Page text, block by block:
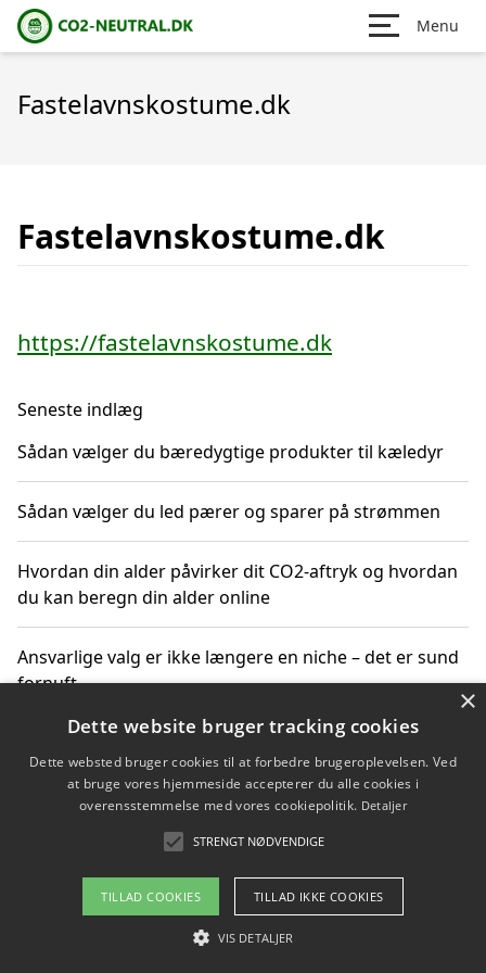
Menu
Fastelavnskostume.dk
Fastelavnskostume.dk
https://fastelavnskostume.dk
Seneste indlæg
Sådan vælger du bæredygtige produkter til kæledyr
Sådan vælger du led pærer og sparer på strømmen
Hvordan din alder påvirker dit CO2-aftryk og hvordan
du kan beregn din alder online
Ansvarlige valg er ikke længere en niche – det er sund
fornuft
Sådan kan du handle bæredygtigt og bestil med
faktura
Om / kontakt
Blog Betingelser
×
Dette website bruger tracking cookies
Dette websted bruger cookies til at forbedre brugeroplevelsen. Ved
at bruge vores hjemmeside accepterer du alle cookies i
overensstemmelse med vores cookiepolitik. Detaljer
STRENGT NØDVENDIGE
TILLAD COOKIES TILLAD IKKE COOKIES
VIS DETALJER